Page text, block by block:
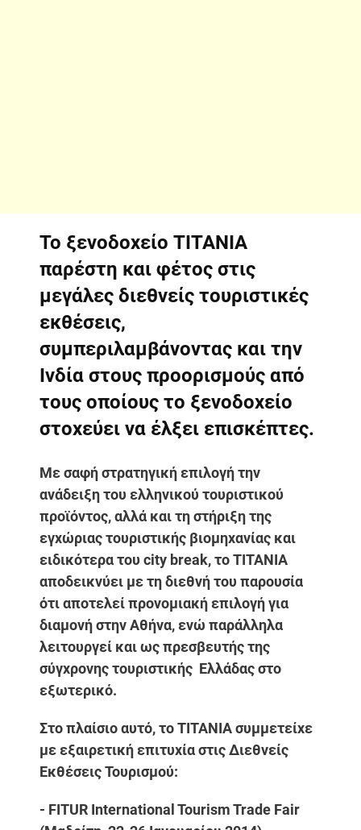
Το ξενοδοχείο ΤΙΤΑΝΙΑ
παρέστη και φέτος στις
μεγάλες διεθνείς τουριστικές
εκθέσεις,
συμπεριλαμβάνοντας και την
Ινδία στους προορισμούς από
τους οποίους το ξενοδοχείο
στοχεύει να έλξει επισκέπτες.
Με σαφή στρατηγική επιλογή την
ανάδειξη του ελληνικού τουριστικού
προϊόντος, αλλά και τη στήριξη της
εγχώριας τουριστικής βιομηχανίας και
ειδικότερα του city break, το ΤΙΤΑΝΙΑ
αποδεικνύει με τη διεθνή του παρουσία
ότι αποτελεί προνομιακή επιλογή για
διαμονή στην Αθήνα, ενώ παράλληλα
λειτουργεί και ως πρεσβευτής της
σύγχρονης τουριστικής Ελλάδας στο
εξωτερικό.
Στο πλαίσιο αυτό, το ΤΙΤΑΝΙΑ συμμετείχε
με εξαιρετική επιτυχία στις Διεθνείς
Εκθέσεις Τουρισμού:
- FITUR International Tourism Trade Fair